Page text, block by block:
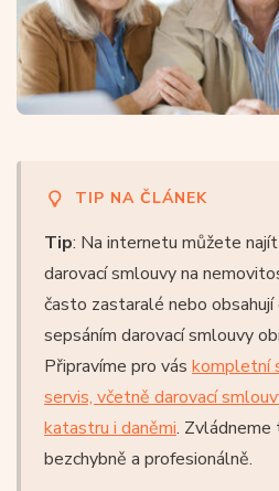
Pokud si nejste jistí, zda je
SJM,ověřte tos naším
smlouvy.
Darovací smlouva představuje
obdarovanému nebo
musí souhlasit. Jde tedy
dvoustranný úkon a nikoli jen
jak se často jeví. Darování je
bezplatné převedení
Obecně můžete darovat i
smlouvy– v takovém případě
TIP NA ČLÁNEK
Tip: Na internetu můžete
darovací smlouvy na
často zastaralé nebo obsahují
sepsáním darovací smlouvy
Připravíme pro vás kompletní
servis, včetně darovací
katastru i daněmi. Zvládneme
bezchybně a profesionálně.